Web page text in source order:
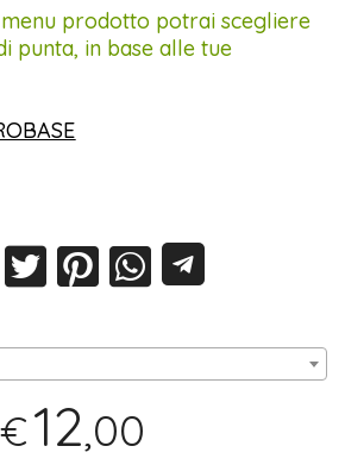
prodotto potrai scegliere
punta, in base alle tue
€12,00